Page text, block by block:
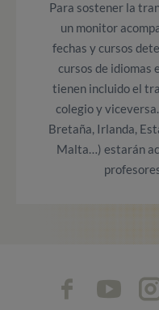
Para sostener la
un monitor
fechas y cursos
cursos de idiomas
tienen incluido el
colegio y
Bretaña, Irlanda,
Malta…) estarán